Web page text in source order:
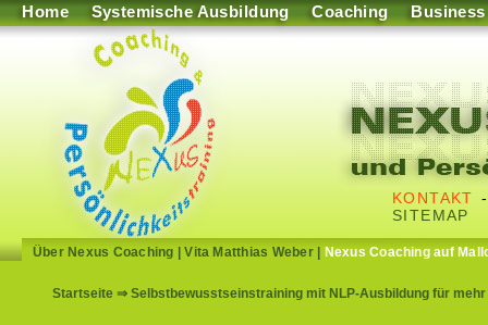
Home Systemische Ausbildung Coaching Business
KONTAKT
SITEMAP
Über Nexus Coaching |Vita Matthias Weber| Nexus Coaching auf
Startseite ⇒ Selbstbewusstseinstraining mit NLP-Ausbildung für